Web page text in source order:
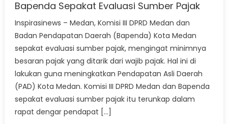
Bapenda Sepakat Evaluasi Sumber Pajak
Inspirasinews – Medan, Komisi III DPRD Medan dan
Badan Pendapatan Daerah (Bapenda) Kota Medan
sepakat evaluasi sumber pajak, mengingat minimnya
besaran pajak yang ditarik dari wajib pajak. Hal ini di
lakukan guna meningkatkan Pendapatan Asli Daerah
(PAD) Kota Medan. Komisi III DPRD Medan dan Bapenda
sepakat evaluasi sumber pajak itu terunkap dalam
rapat dengar pendapat […]